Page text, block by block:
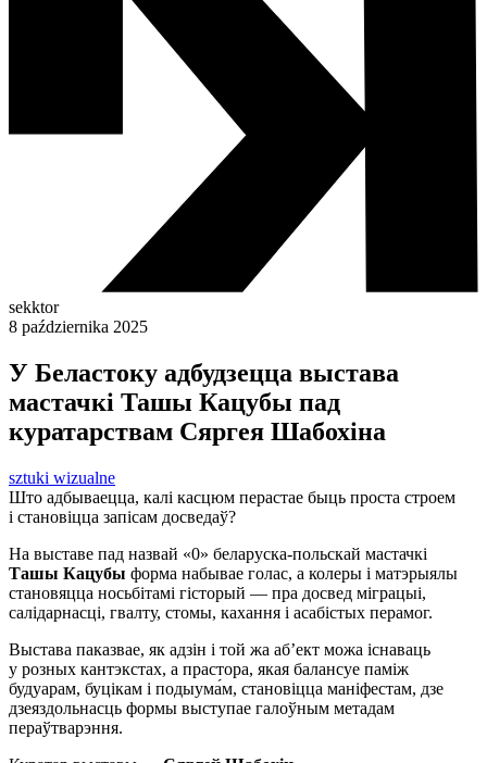
sekktor
8 października 2025
У Беластоку адбудзецца выстава
мастачкі Ташы Кацубы пад
куратарствам Сяргея Шабохіна
sztuki wizualne
Што адбываецца, калі касцюм перастае быць проста строем
і становіцца запісам досведаў?
На выставе пад назвай «0» беларуска-польскай мастачкі
Ташы Кацубы форма набывае голас, а колеры і матэрыялы
становяцца носьбітамі гісторый — пра досвед міграцыі,
салідарнасці, гвалту, стомы, кахання і асабістых перамог.
Выстава паказвае, як адзін і той жа аб’ект можа існаваць
у розных кантэкстах, а прастора, якая балансуе паміж
будуарам, буцікам і подыума́м, становіцца маніфестам, дзе
дзеяздольнасць формы выступае галоўным метадам
пераўтварэння.